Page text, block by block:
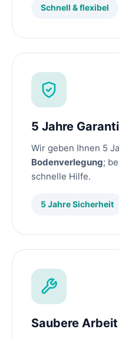
Schnell & flexibel
5 Jahre
Wir geben Ihnen 5
Bodenverlegung;
schnelle Hilfe.
5 Jahre Sicherheit
Saubere Arbeit